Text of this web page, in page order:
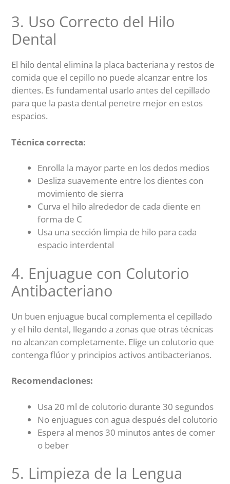
3. Uso Correcto del Hilo
Dental
El hilo dental elimina la placa bacteriana y restos de
comida que el cepillo no puede alcanzar entre los
dientes. Es fundamental usarlo antes del cepillado
para que la pasta dental penetre mejor en estos
espacios.
Técnica correcta:
Enrolla la mayor parte en los dedos medios
Desliza suavemente entre los dientes con
movimiento de sierra
Curva el hilo alrededor de cada diente en
forma de C
Usa una sección limpia de hilo para cada
espacio interdental
4. Enjuague con Colutorio
Antibacteriano
Un buen enjuague bucal complementa el cepillado
y el hilo dental, llegando a zonas que otras técnicas
no alcanzan completamente. Elige un colutorio que
contenga flúor y principios activos antibacterianos.
Recomendaciones:
Usa 20 ml de colutorio durante 30 segundos
No enjuagues con agua después del colutorio
Espera al menos 30 minutos antes de comer
o beber
5. Limpieza de la Lengua